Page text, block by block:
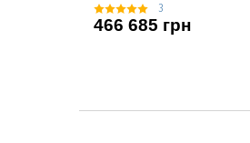
3
466 685 грн